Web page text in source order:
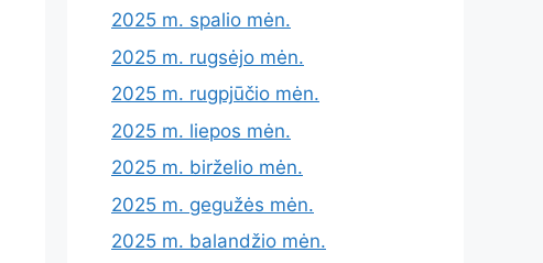
2025 m. spalio mėn.
2025 m. rugsėjo mėn.
2025 m. rugpjūčio mėn.
2025 m. liepos mėn.
2025 m. birželio mėn.
2025 m. gegužės mėn.
2025 m. balandžio mėn.